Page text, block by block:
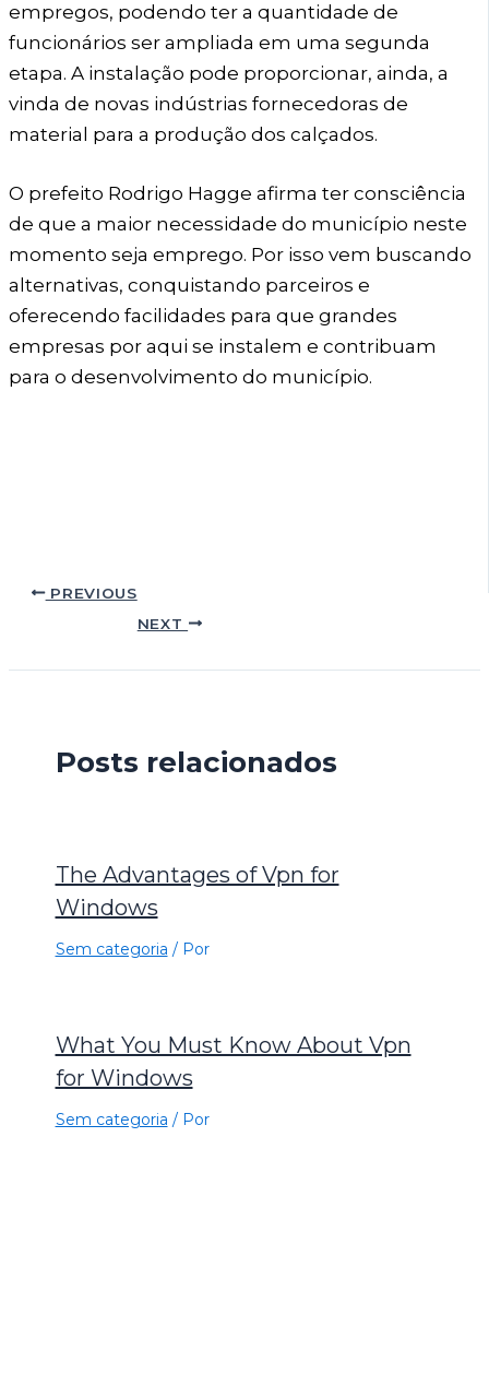
empregos, podendo ter a quantidade de
funcionários ser ampliada em uma segunda
etapa. A instalação pode proporcionar, ainda, a
vinda de novas indústrias fornecedoras de
material para a produção dos calçados.
O prefeito Rodrigo Hagge afirma ter consciência
de que a maior necessidade do município neste
momento seja emprego. Por isso vem buscando
alternativas, conquistando parceiros e
oferecendo facilidades para que grandes
empresas por aqui se instalem e contribuam
para o desenvolvimento do município.
PREVIOUS
NEXT
Posts relacionados
The Advantages of Vpn for
Windows
Sem categoria / Por
What You Must Know About Vpn
for Windows
Sem categoria / Por